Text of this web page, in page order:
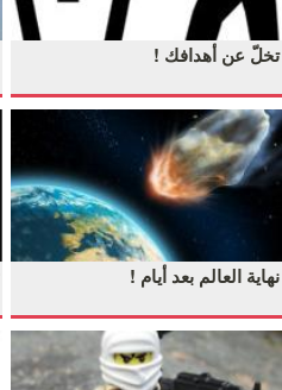
تخلّ عن أهدافك !
نهاية العالم بعد أيام !